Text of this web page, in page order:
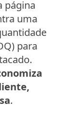
página
uma
para
.